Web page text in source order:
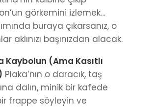
görkemini izlemek…
buraya çıkarsanız, o
aklınızı başınızdan alacak.
Kaybolun (Ama Kasıtlı
Plaka’nın o daracık, taş
dalın, minik bir kafede
frappe söyleyin ve